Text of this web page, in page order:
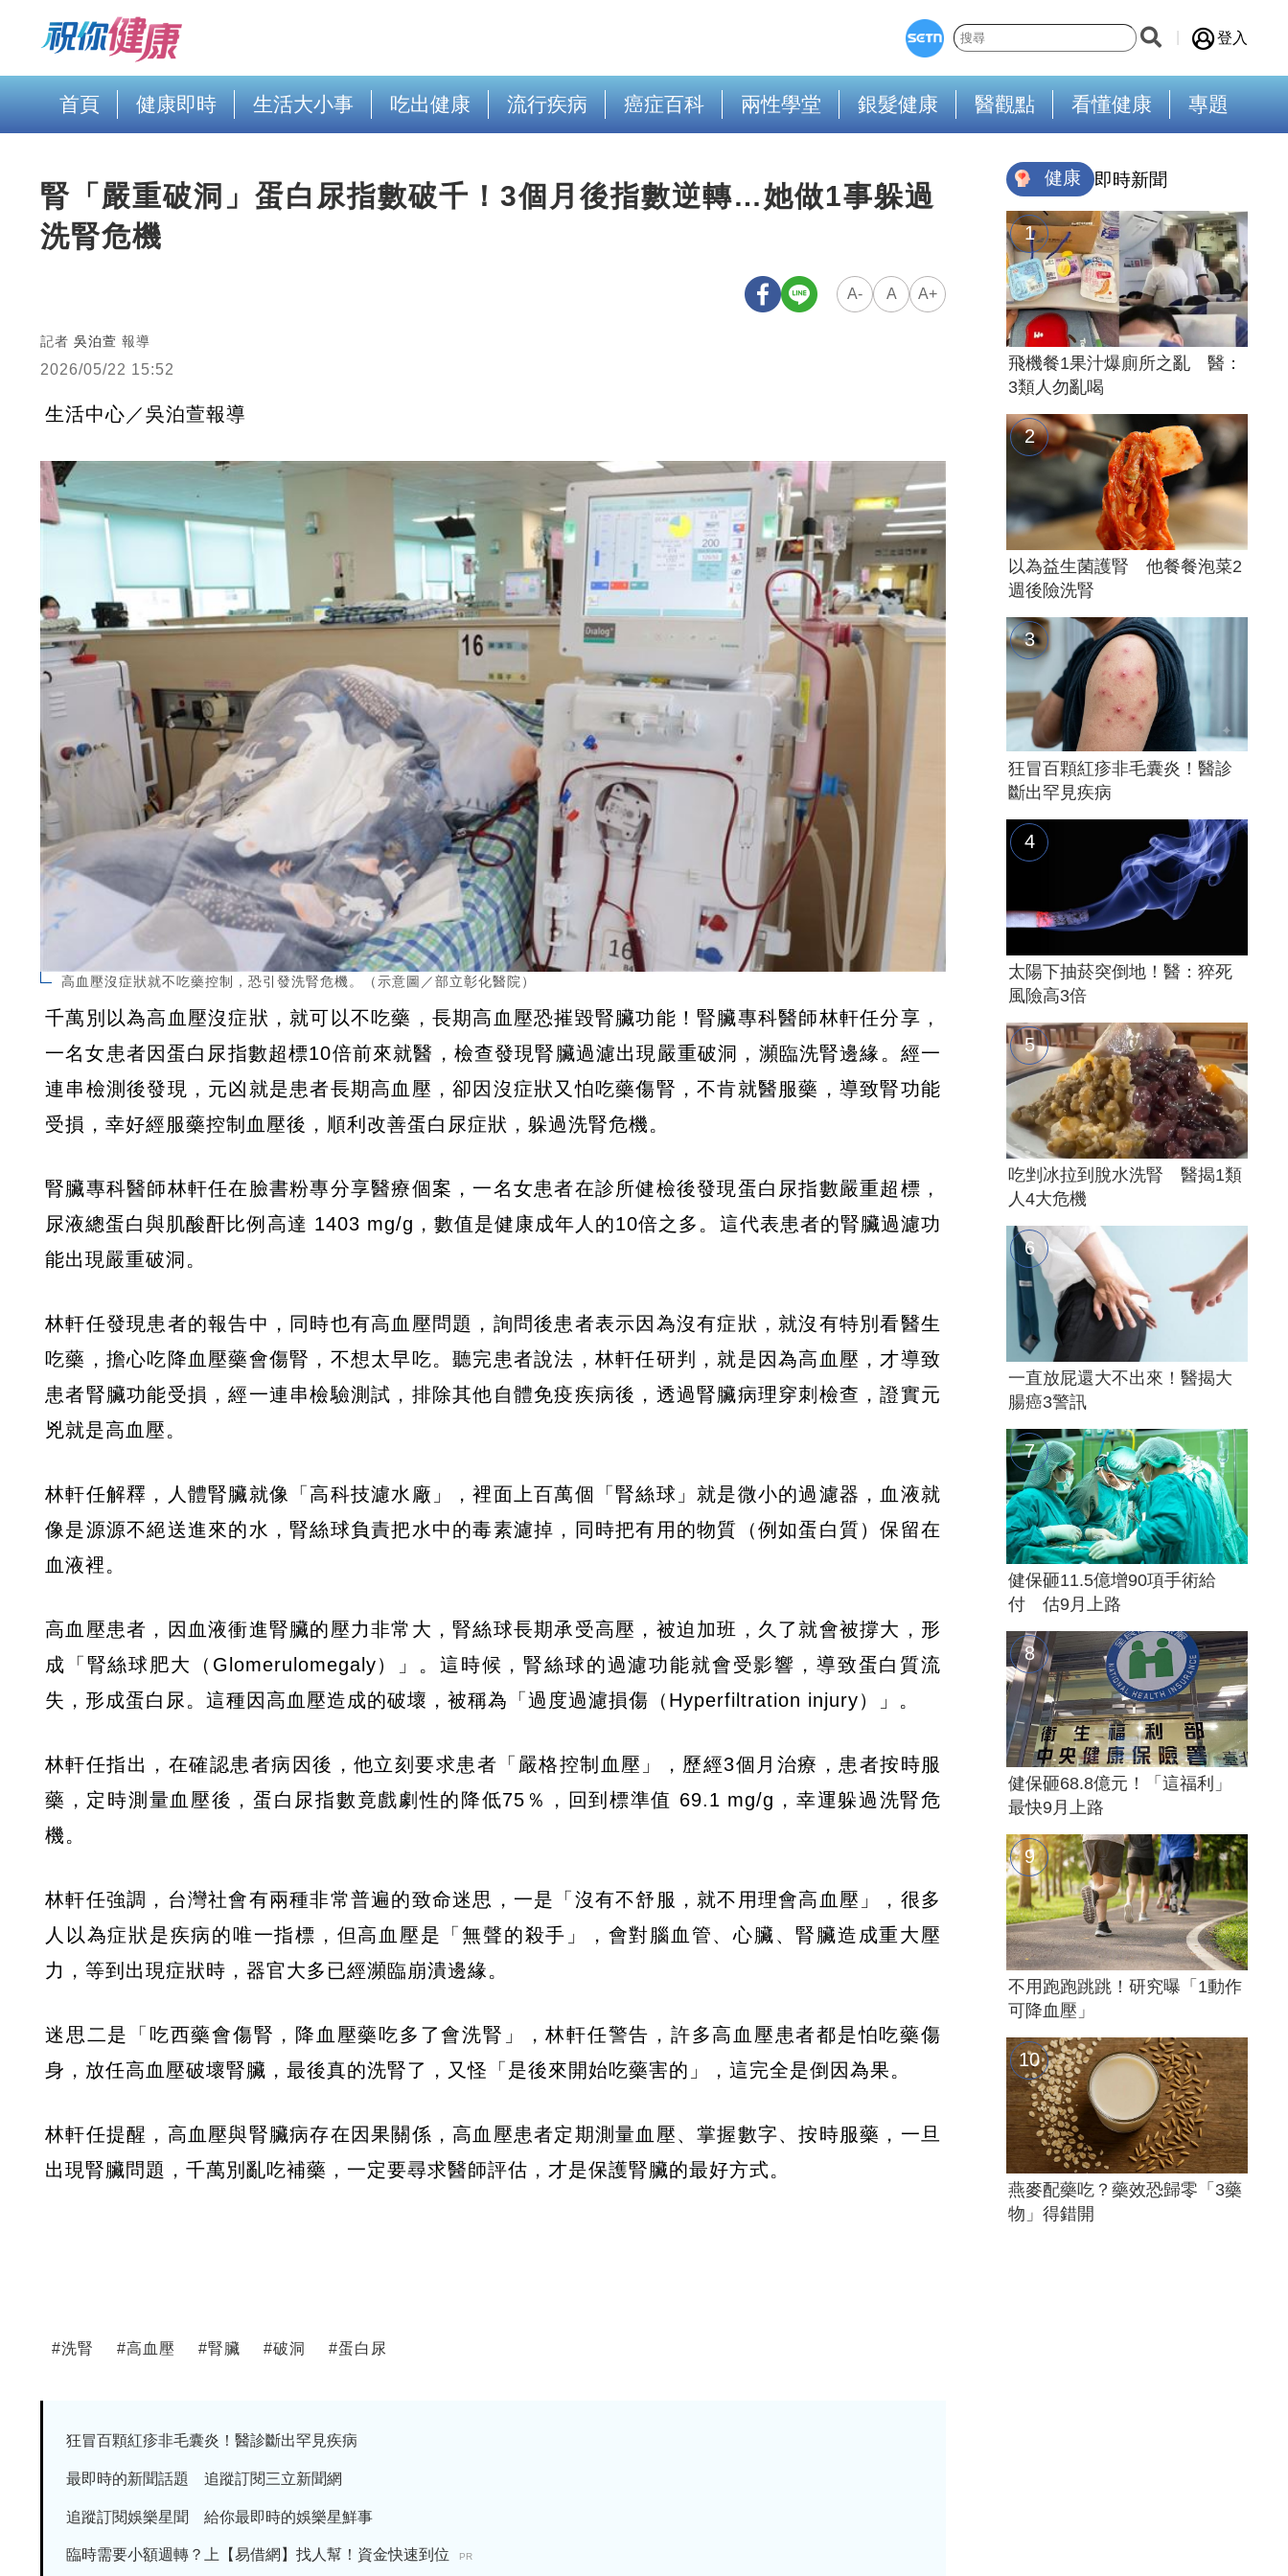
登入
首頁 健康即時 生活大小事 吃出健康 流行疾病 癌症百科 兩性學堂 銀髮健康 醫觀點 看懂健康 專題
腎「嚴重破洞」蛋白尿指數破千！3個月後指數逆轉…她做1事躲過
洗腎危機
A- A A+
記者 吳泊萱 報導
2026/05/22 15:52
生活中心／吳泊萱報導
高血壓沒症狀就不吃藥控制，恐引發洗腎危機。（示意圖／部立彰化醫院）
千萬別以為高血壓沒症狀，就可以不吃藥，長期高血壓恐摧毀腎臟功能！腎臟專科醫師林軒任分享，
一名女患者因蛋白尿指數超標10倍前來就醫，檢查發現腎臟過濾出現嚴重破洞，瀕臨洗腎邊緣。經一
連串檢測後發現，元凶就是患者長期高血壓，卻因沒症狀又怕吃藥傷腎，不肯就醫服藥，導致腎功能
受損，幸好經服藥控制血壓後，順利改善蛋白尿症狀，躲過洗腎危機。
腎臟專科醫師林軒任在臉書粉專分享醫療個案，一名女患者在診所健檢後發現蛋白尿指數嚴重超標，
尿液總蛋白與肌酸酐比例高達 1403 mg/g，數值是健康成年人的10倍之多。這代表患者的腎臟過濾功
能出現嚴重破洞。
林軒任發現患者的報告中，同時也有高血壓問題，詢問後患者表示因為沒有症狀，就沒有特別看醫生
吃藥，擔心吃降血壓藥會傷腎，不想太早吃。聽完患者說法，林軒任研判，就是因為高血壓，才導致
患者腎臟功能受損，經一連串檢驗測試，排除其他自體免疫疾病後，透過腎臟病理穿刺檢查，證實元
兇就是高血壓。
林軒任解釋，人體腎臟就像「高科技濾水廠」，裡面上百萬個「腎絲球」就是微小的過濾器，血液就
像是源源不絕送進來的水，腎絲球負責把水中的毒素濾掉，同時把有用的物質（例如蛋白質）保留在
血液裡。
高血壓患者，因血液衝進腎臟的壓力非常大，腎絲球長期承受高壓，被迫加班，久了就會被撐大，形
成「腎絲球肥大（Glomerulomegaly）」。這時候，腎絲球的過濾功能就會受影響，導致蛋白質流
失，形成蛋白尿。這種因高血壓造成的破壞，被稱為「過度過濾損傷（Hyperfiltration injury）」。
林軒任指出，在確認患者病因後，他立刻要求患者「嚴格控制血壓」，歷經3個月治療，患者按時服
藥，定時測量血壓後，蛋白尿指數竟戲劇性的降低75％，回到標準值 69.1 mg/g，幸運躲過洗腎危
機。
林軒任強調，台灣社會有兩種非常普遍的致命迷思，一是「沒有不舒服，就不用理會高血壓」，很多
人以為症狀是疾病的唯一指標，但高血壓是「無聲的殺手」，會對腦血管、心臟、腎臟造成重大壓
力，等到出現症狀時，器官大多已經瀕臨崩潰邊緣。
迷思二是「吃西藥會傷腎，降血壓藥吃多了會洗腎」，林軒任警告，許多高血壓患者都是怕吃藥傷
身，放任高血壓破壞腎臟，最後真的洗腎了，又怪「是後來開始吃藥害的」，這完全是倒因為果。
林軒任提醒，高血壓與腎臟病存在因果關係，高血壓患者定期測量血壓、掌握數字、按時服藥，一旦
出現腎臟問題，千萬別亂吃補藥，一定要尋求醫師評估，才是保護腎臟的最好方式。
#洗腎 #高血壓 #腎臟 #破洞 #蛋白尿
狂冒百顆紅疹非毛囊炎！醫診斷出罕見疾病
最即時的新聞話題 追蹤訂閱三立新聞網
追蹤訂閱娛樂星聞 給你最即時的娛樂星鮮事
臨時需要小額週轉？上【易借網】找人幫！資金快速到位 PR
健康 即時新聞
飛機餐1果汁爆廁所之亂 醫：
3類人勿亂喝
以為益生菌護腎 他餐餐泡菜2
週後險洗腎
狂冒百顆紅疹非毛囊炎！醫診
斷出罕見疾病
太陽下抽菸突倒地！醫：猝死
風險高3倍
吃剉冰拉到脫水洗腎 醫揭1類
人4大危機
一直放屁還大不出來！醫揭大
腸癌3警訊
健保砸11.5億增90項手術給
付 估9月上路
健保砸68.8億元！「這福利」
最快9月上路
不用跑跑跳跳！研究曝「1動作
可降血壓」
燕麥配藥吃？藥效恐歸零「3藥
物」得錯開